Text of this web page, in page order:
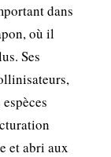
dans
où il
Ses
et abri aux